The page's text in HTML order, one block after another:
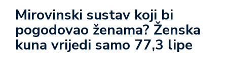
Mirovinski sustav koji bi
pogodovao ženama? Ženska
kuna vrijedi samo 77,3 lipe